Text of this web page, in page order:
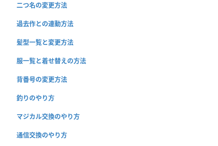
二つ名の変更方法
過去作との連動方法
髪型一覧と変更方法
服一覧と着せ替えの方法
背番号の変更方法
釣りのやり方
マジカル交換のやり方
通信交換のやり方